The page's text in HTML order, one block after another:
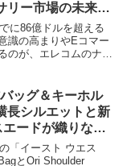
リー市場の未来
フレンドリーな
に86億ドルを超える
識の高まりやEコマー
のが、エレコムのナト
ッグ＆キーホル
長シルエットと新
ードが織りなす
「イースト ウエス
とOri Shoulder